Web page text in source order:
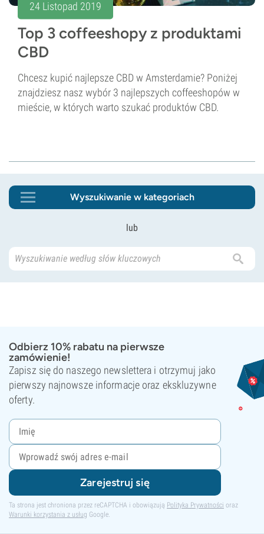
24 Listopad 2019
Top 3 coffeeshopy z produktami
CBD
Chcesz kupić najlepsze CBD w Amsterdamie? Poniżej
znajdziesz nasz wybór 3 najlepszych coffeeshopów w
mieście, w których warto szukać produktów CBD.
Wyszukiwanie w kategoriach
lub
Odbierz 10% rabatu na pierwsze
zamówienie!
Zapisz się do naszego newslettera i otrzymuj jako
pierwszy najnowsze informacje oraz ekskluzywne
oferty.
Zarejestruj się
Ta strona jest chroniona przez reCAPTCHA i obowiązują Polityka Prywatności oraz
Warunki korzystania z usług Google.